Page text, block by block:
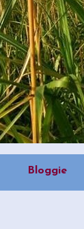
Bloggie